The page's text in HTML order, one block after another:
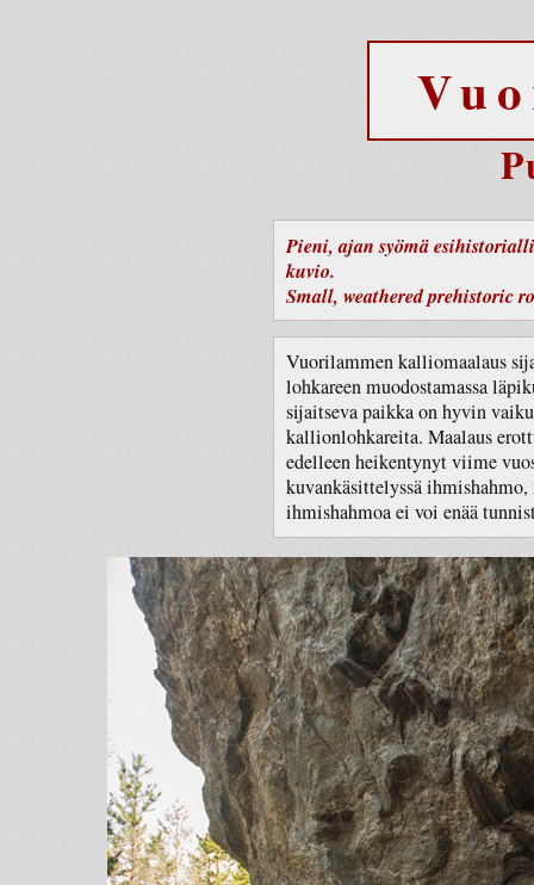
Pieni, ajan syömä
kuvio.
Small, weathered prehistoric
Vuorilammen kalliomaalaus
lohkareen muodostamassa
sijaitseva paikka on hyvin
kallionlohkareita. Maalaus
edelleen heikentynyt viime
kuvankäsittelyssä
ihmishahmoa ei voi enää